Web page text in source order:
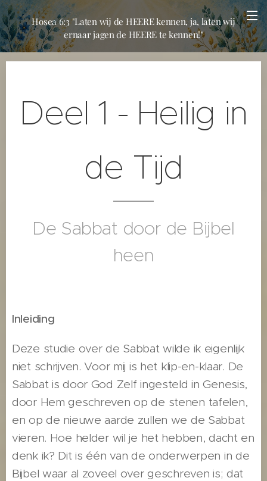
Hosea 6:3 "Laten wij de HEERE kennen, ja, laten wij
ernaar jagen de HEERE te kennen!"
Deel 1 - Heilig in
de Tijd
De Sabbat door de Bijbel
heen
Inleiding
Deze studie over de Sabbat wilde ik eigenlijk
niet schrijven. Voor mij is het klip-en-klaar. De
Sabbat is door God Zelf ingesteld in Genesis,
door Hem geschreven op de stenen tafelen,
en op de nieuwe aarde zullen we de Sabbat
vieren. Hoe helder wil je het hebben, dacht en
denk ik? Dit is één van de onderwerpen in de
Bijbel waar al zoveel over geschreven is; dat